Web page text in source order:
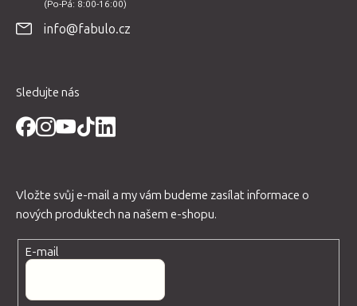
info@fabulo.cz
Sledujte nás
Vložte svůj e-mail a my vám budeme zasílat informace o
nových produktech na našem e-shopu.
E-mail